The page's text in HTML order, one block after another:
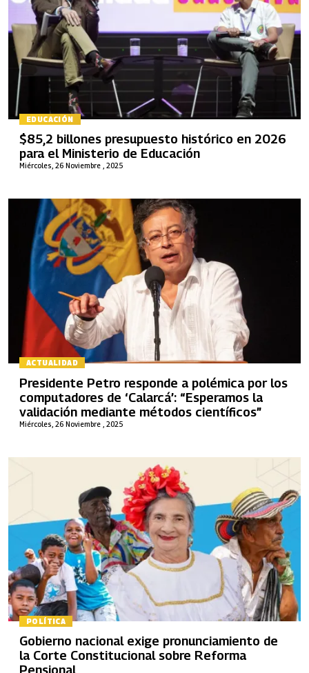
EDUCACIÓN
Miércoles, 26 Noviembre , 2025
$85,2 billones presupuesto histórico en 2026
para el Ministerio de Educación
ACTUALIDAD
Miércoles, 26 Noviembre , 2025
Presidente Petro responde a polémica por los
computadores de ‘Calarcá’: “Esperamos la
validación mediante métodos científicos”
POLÍTICA
Gobierno nacional exige pronunciamiento de
la Corte Constitucional sobre Reforma
Pensional